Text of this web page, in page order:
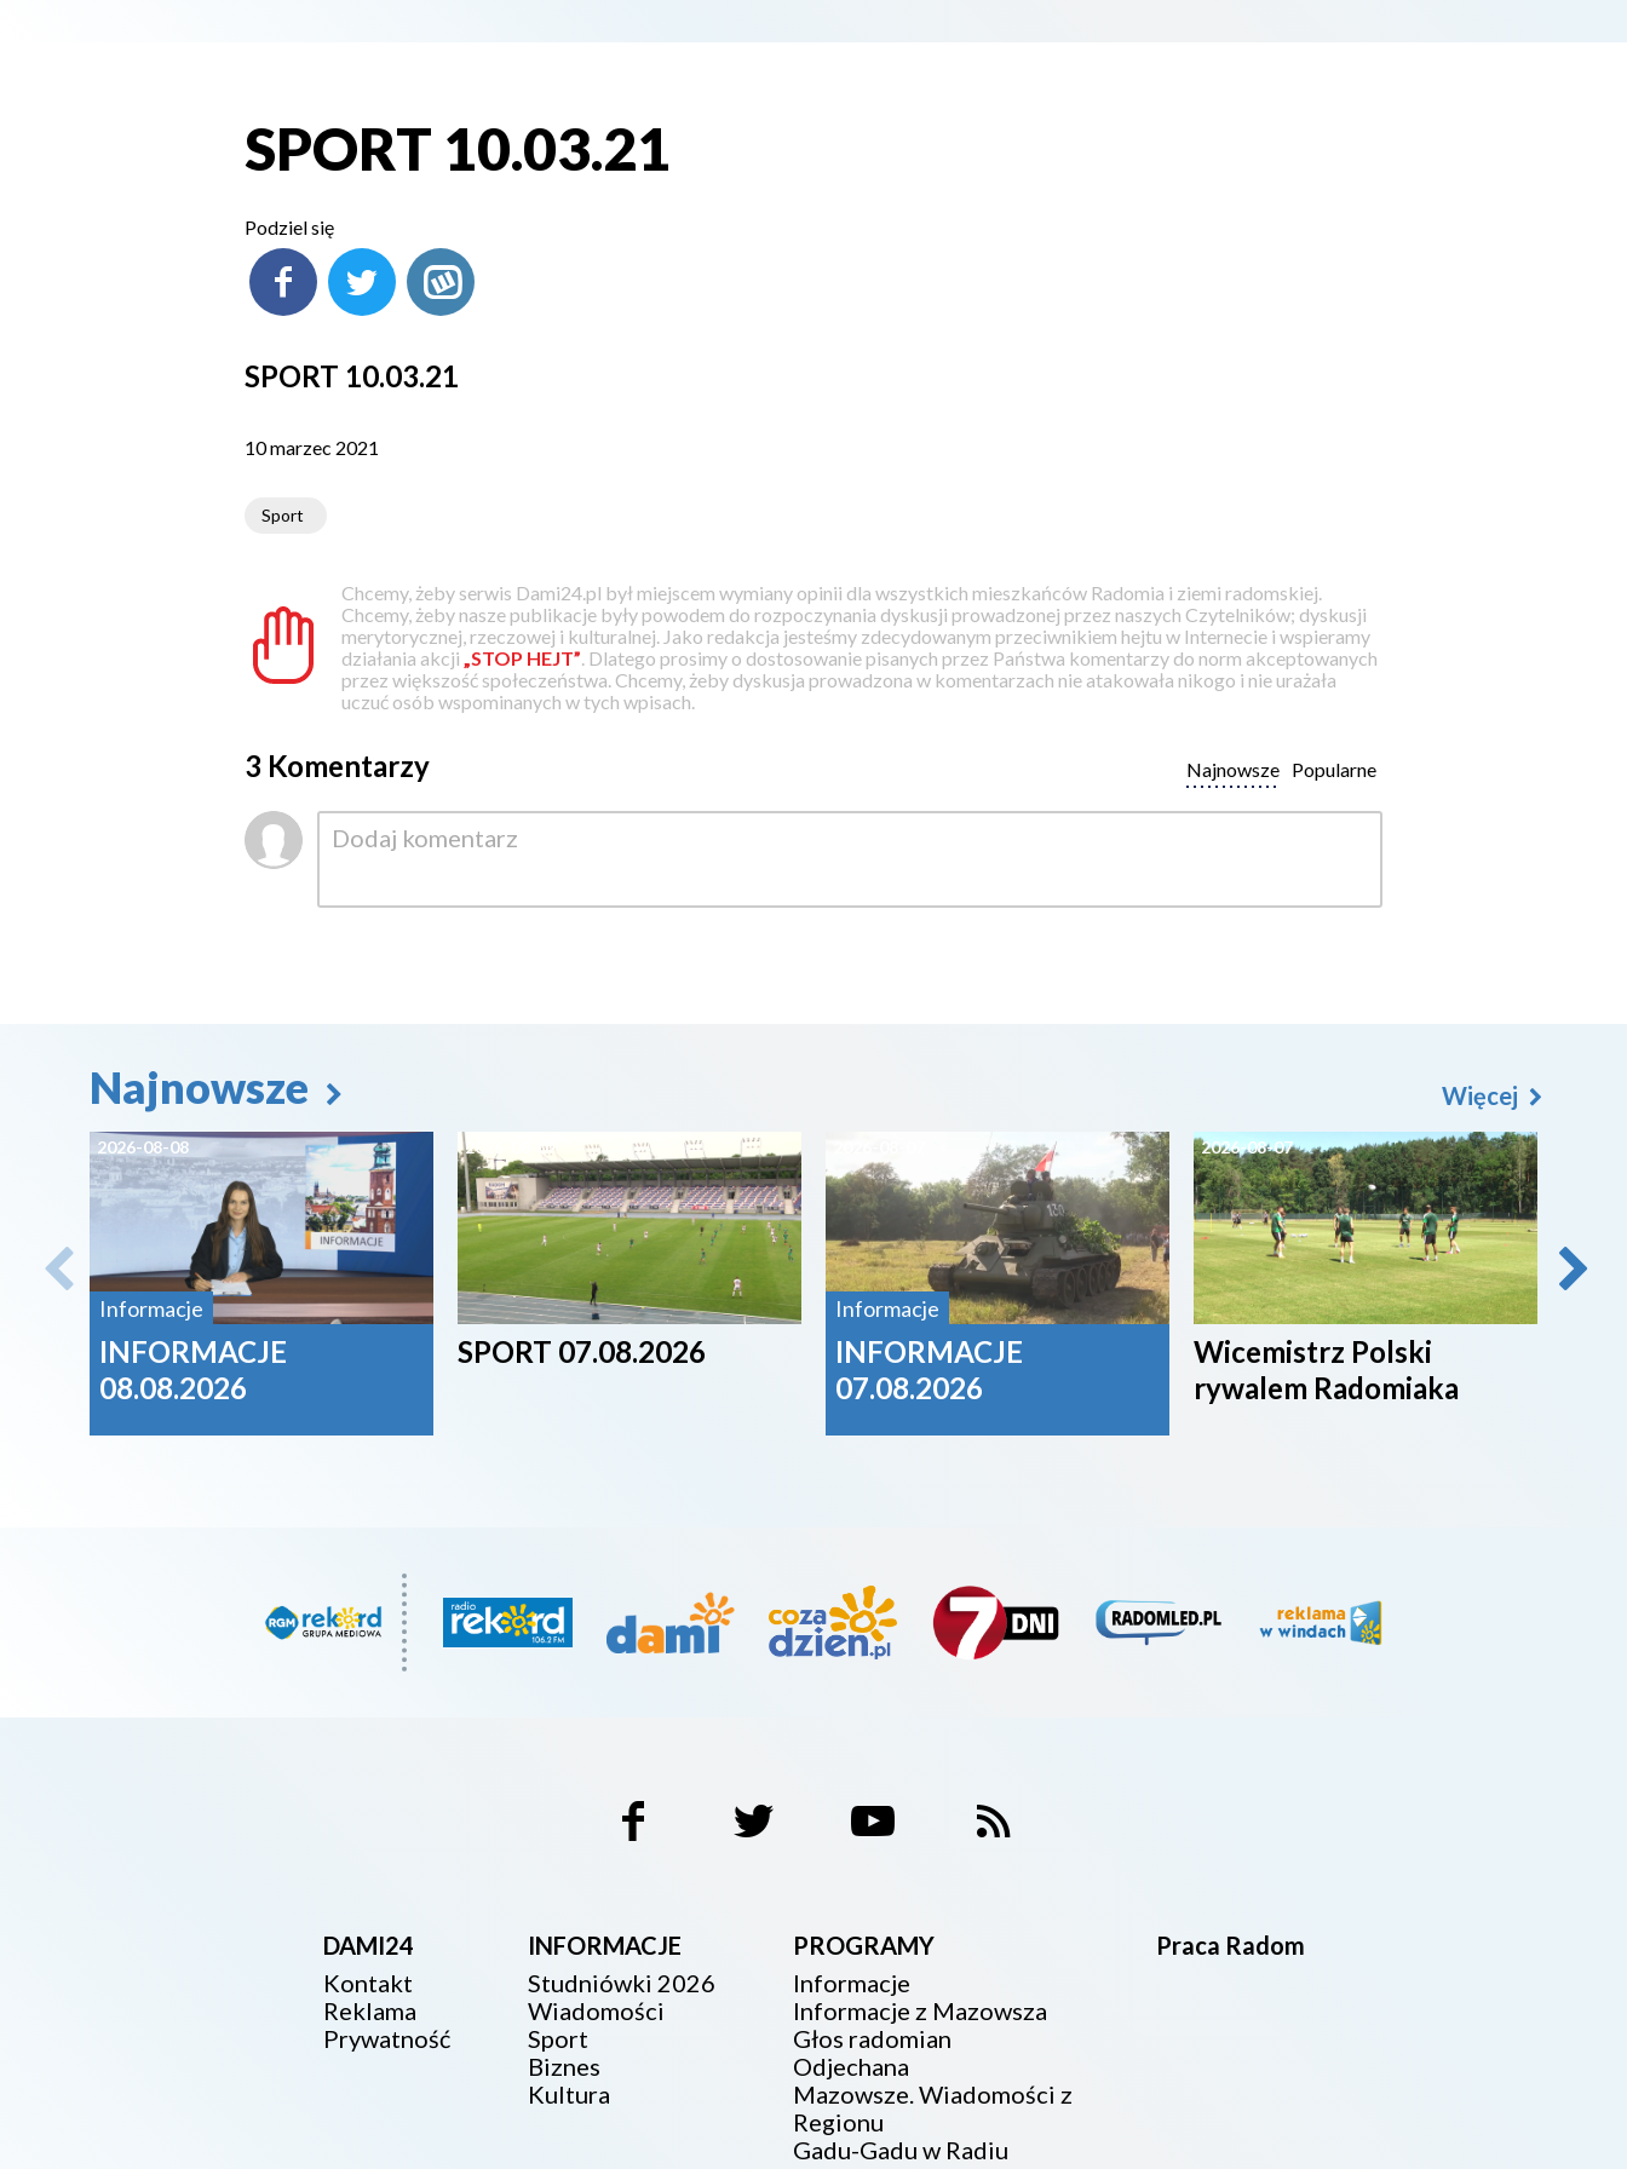
SPORT 10.03.21
Podziel się
SPORT 10.03.21
10 marzec 2021
Sport
Chcemy, żeby serwis Dami24.pl był miejscem wymiany opinii dla wszystkich mieszkańców Radomia i ziemi radomskiej.
Chcemy, żeby nasze publikacje były powodem do rozpoczynania dyskusji prowadzonej przez naszych Czytelników; dyskusji
merytorycznej, rzeczowej i kulturalnej. Jako redakcja jesteśmy zdecydowanym przeciwnikiem hejtu w Internecie i wspieramy
działania akcji „STOP HEJT” . Dlatego prosimy o dostosowanie pisanych przez Państwa komentarzy do norm akceptowanych
przez większość społeczeństwa. Chcemy, żeby dyskusja prowadzona w komentarzach nie atakowała nikogo i nie urażała
uczuć osób wspominanych w tych wpisach.
3 Komentarzy Popularne
Najnowsze
Najnowsze
2026-08-08
Informacje
INFORMACJE
08.08.2026
2026-08-07
SPORT 07.08.2026
Informacje
INFORMACJE
07.08.2026
2026-08-07
Wicemistrz Polski
rywalem Radomiaka
Więcej
DAMI24
Kontakt
Reklama
Prywatność
INFORMACJE
Studniówki 2026
Wiadomości
Sport
Biznes
Kultura
PROGRAMY
Informacje
Informacje z Mazowsza
Głos radomian
Odjechana
Mazowsze. Wiadomości z
Regionu
Gadu-Gadu w Radiu
Praca Radom